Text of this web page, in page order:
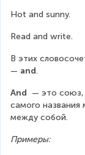
Hot and sunny.
Read and write.
В этих
— and.
And — это союз,
самого
между собой.
Примеры: